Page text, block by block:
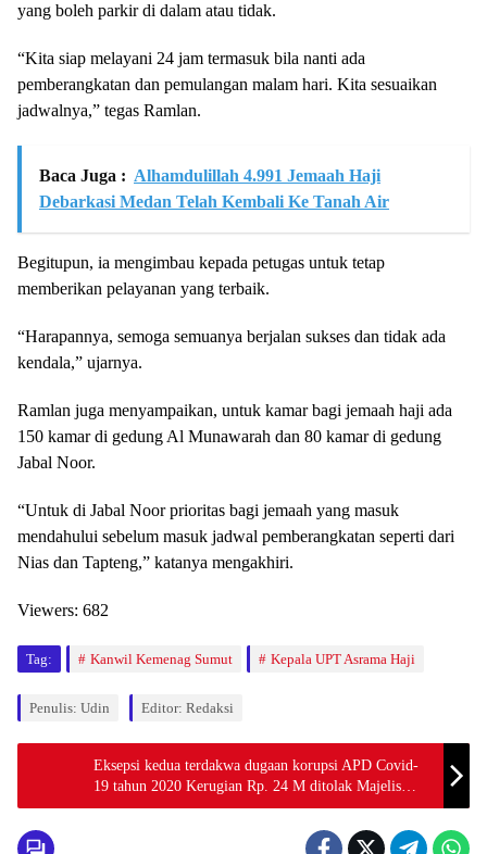
yang boleh parkir di dalam atau tidak.
“Kita siap melayani 24 jam termasuk bila nanti ada
pemberangkatan dan pemulangan malam hari. Kita sesuaikan
jadwalnya,” tegas Ramlan.
Baca Juga : Alhamdulillah 4.991 Jemaah Haji
Debarkasi Medan Telah Kembali Ke Tanah Air
Begitupun, ia mengimbau kepada petugas untuk tetap
memberikan pelayanan yang terbaik.
“Harapannya, semoga semuanya berjalan sukses dan tidak ada
kendala,” ujarnya.
Ramlan juga menyampaikan, untuk kamar bagi jemaah haji ada
150 kamar di gedung Al Munawarah dan 80 kamar di gedung
Jabal Noor.
“Untuk di Jabal Noor prioritas bagi jemaah yang masuk
mendahului sebelum masuk jadwal pemberangkatan seperti dari
Nias dan Tapteng,” katanya mengakhiri.
Viewers: 682
Tag: Kanwil Kemenag Sumut Kepala UPT Asrama Haji
Penulis: Udin Editor: Redaksi
Eksepsi kedua terdakwa dugaan korupsi APD Covid-
19 tahun 2020 Kerugian Rp. 24 M ditolak Majelis
Hakim